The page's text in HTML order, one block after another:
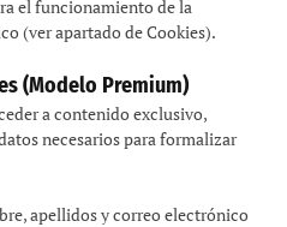
el funcionamiento de la
(ver apartado de Cookies).
(Modelo Premium)
a contenido exclusivo,
necesarios para formalizar
apellidos y correo electrónico